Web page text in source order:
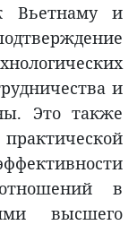
Вьетнаму и
и
Это также
отношений в
высшего